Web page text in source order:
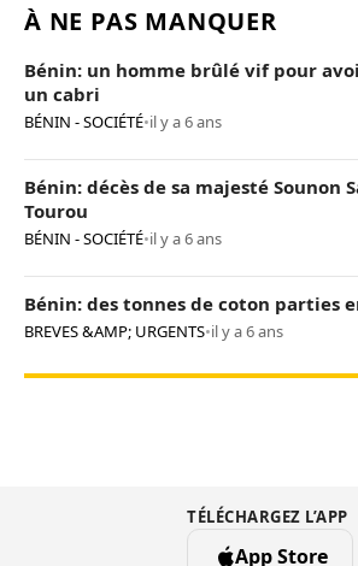
À NE PAS MANQUER
Bénin: un homme brûlé vif pour
un cabri
BÉNIN - SOCIÉTÉ•il y a 6 ans
Bénin: décès de sa majesté Sounon
Tourou
BÉNIN - SOCIÉTÉ•il y a 6 ans
Bénin: des tonnes de coton parties
BREVES &AMP; URGENTS•il y a 6 ans
TÉLÉCHARGEZ L’APP
App Store